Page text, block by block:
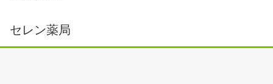
セレン薬局